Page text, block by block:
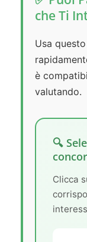
che Ti
Usa
è
valutando.
🔍
Clicca